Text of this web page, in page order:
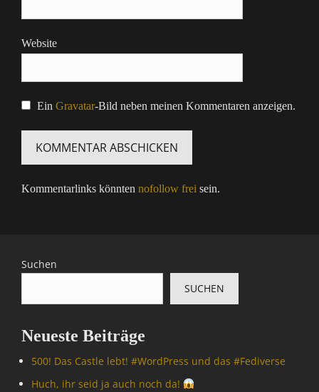
Website
Ein Gravatar-Bild neben meinen Kommentaren anzeigen.
Kommentarlinks könnten nofollow frei sein.
Suchen
SUCHEN
Neueste Beiträge
500! Das Castle lebt! #WordPress und das #Fediverse
Huch, ihr seid ja auch noch da!